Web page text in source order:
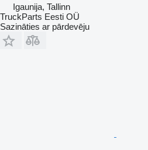
Igaunija, Tallinn
TruckParts Eesti OÜ
Sazināties ar pārdevēju